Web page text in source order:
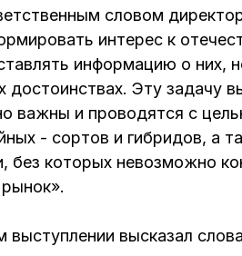
словом
интерес к
информацию о них,
достоинствах. Эту задачу
важны и проводятся с
- сортов и гибридов, а
без которых невозможно
высказал